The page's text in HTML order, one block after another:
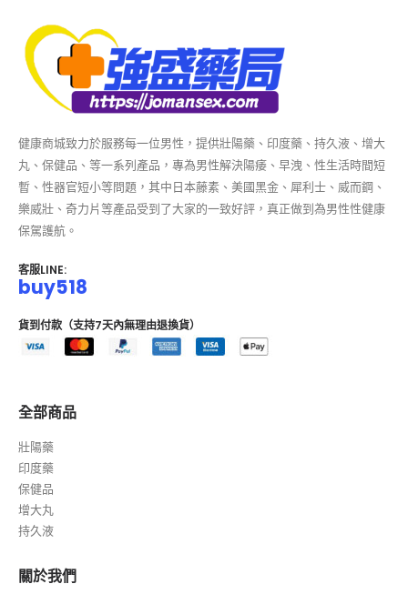
健康商城致力於服務每一位男性，提供壯陽藥、印度藥、持久液、增大
丸、保健品、等一系列產品，專為男性解決陽痿、早洩、性生活時間短
暫、性器官短小等問題，其中日本藤素、美國黑金、犀利士、威而鋼、
樂威壯、奇力片等產品受到了大家的一致好評，真正做到為男性性健康
保駕護航。
客服LINE:
buy518
貨到付款（支持7天內無理由退換貨）
全部商品
壯陽藥
印度藥
保健品
增大丸
持久液
關於我們